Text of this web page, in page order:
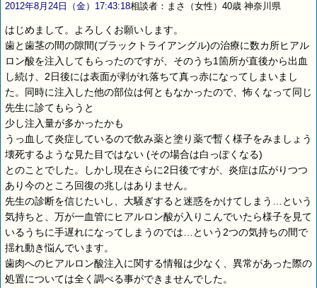
2012年8月24日（金）17:43:18相談者：まさ（女性）40歳 神奈川県
はじめまして。よろしくお願いします。
歯と歯茎の間の隙間(ブラックトライアングル)の治療に数カ所ヒアル
ロン酸を注入してもらったのですが、そのうち1箇所が直後から出血
し続け、2日後には表面が剥がれ落ちて真っ赤になってしまいまし
た。同時に注入した他の部位は何ともなかったので、怖くなって同じ
先生に診てもらうと
少し注入量が多かったかも
うっ血して炎症しているので飲み薬と塗り薬で暫く様子をみましょう
壊死するような見た目ではない (その場合は白っぽくなる)
とのことでした。しかし現在さらに2日後ですが、炎症は広がりつつ
あり今のところ回復の兆しはありません。
先生の診断を信じたいし、大騒ぎすると迷惑をかけてしまう…という
気持ちと、万が一血管にヒアルロン酸が入りこんでいたら様子を見て
いるうちに手遅れになってしまうのでは…という2つの気持ちの間で
揺れ動き悩んでいます。
歯肉へのヒアルロン酸注入に関する情報は少なく、異常があった際の
処置については全く調べる事ができませんでした。